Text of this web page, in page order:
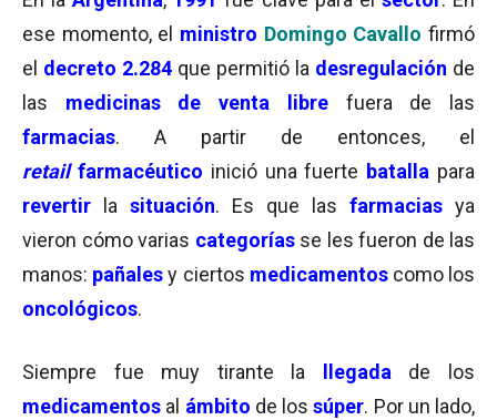
ese momento, el ministro Domingo Cavallo firmó
el decreto 2.284 que permitió la desregulación de
las medicinas de venta libre
fuera de las
farmacias. A partir de entonces, el
retail farmacéutico inició una fuerte batalla para
revertir
la situación. Es que las farmacias ya
vieron cómo varias categorías se les fueron de las
manos: pañales y ciertos medicamentos como los
oncológicos.
Siempre fue muy tirante la llegada
de los
medicamentos al ámbito de lossúper. Por un lado,